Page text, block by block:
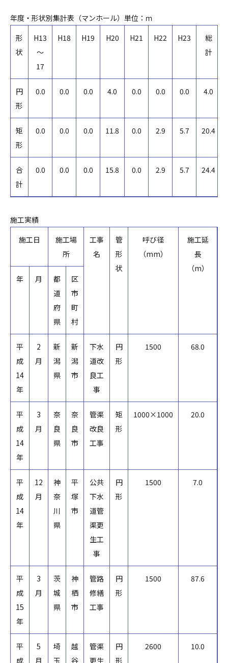
年度・形状別集計表（マンホール）単位：ｍ
形
状
H13
～
17
H18 H19 H20 H21 H22 H23
総
計
円
形
0.0 0.0 0.0 4.0 0.0 0.0 0.0 4.0
矩
形
0.0 0.0 0.0 11.8 0.0 2.9 5.7 20.4
合
計
0.0 0.0 0.0 15.8 0.0 2.9 5.7 24.4
施工実績
施工日
施工場
所
工事
名
管
形
状
呼び径
（mm）
施工延
長
（m）
年
月
都
道
府
県
区
市
町
村
平
成
14
年
2
月
新
潟
県
新
潟
市
下水
道改
良工
事
円
形
1500 68.0
平
成
14
年
3
月
奈
良
県
奈
良
市
管渠
改良
工事
矩
形
1000×1000 20.0
平
成
14
年
12
月
神
奈
川
県
平
塚
市
公共
下水
道管
渠更
生工
事
円
形
1500 7.0
平
成
15
年
3
月
茨
城
県
神
栖
市
管路
修繕
工事
円
形
1500 87.6
平
成
5
月
埼
玉
越
谷
管渠
更生
円
形
2600 10.0